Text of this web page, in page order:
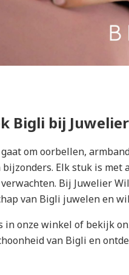
Bigli bij
om oorbellen,
Elk stuk is met
Bij Juwelier
van Bigli juwelen en
in onze winkel of bekijk
van Bigli en